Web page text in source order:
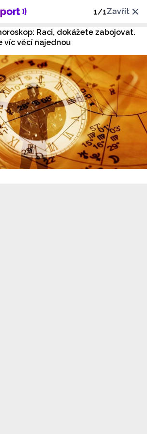
1/1Zavřít
Raci, dokážete zabojovat.
víc věcí najednou